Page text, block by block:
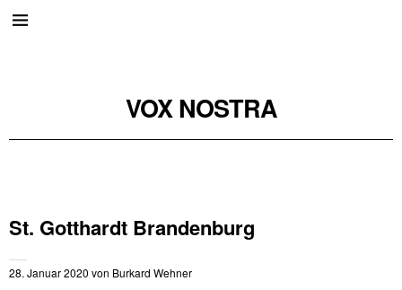
VOX NOSTRA
St. Gotthardt Brandenburg
28. Januar 2020 von Burkard Wehner